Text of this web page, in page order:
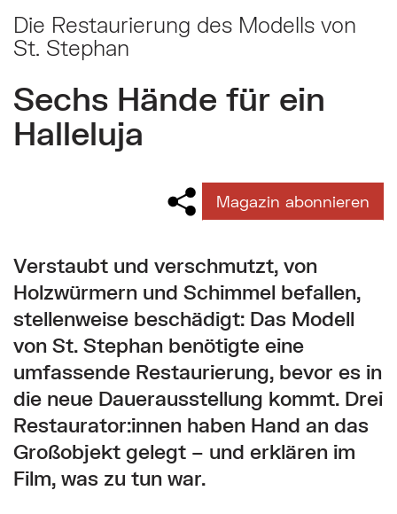
Die Restaurierung des Modells von
St. Stephan
Sechs Hände für ein
Halleluja
Magazin abonnieren
Verstaubt und verschmutzt, von
Holzwürmern und Schimmel befallen,
stellenweise beschädigt: Das Modell
von St. Stephan benötigte eine
umfassende Restaurierung, bevor es in
die neue Dauerausstellung kommt. Drei
Restaurator:innen haben Hand an das
Großobjekt gelegt – und erklären im
Film, was zu tun war.